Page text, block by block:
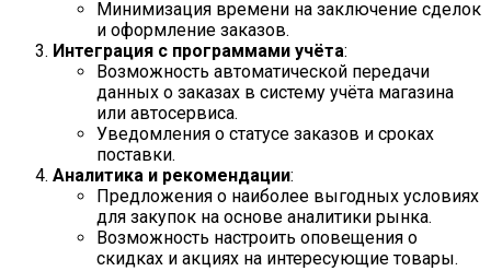
Минимизация времени на заключение сделок
и оформление заказов.
Интеграция с программами учёта:
Возможность автоматической передачи
данных о заказах в систему учёта магазина
или автосервиса.
Уведомления о статусе заказов и сроках
поставки.
Аналитика и рекомендации:
Предложения о наиболее выгодных условиях
для закупок на основе аналитики рынка.
Возможность настроить оповещения о
скидках и акциях на интересующие товары.